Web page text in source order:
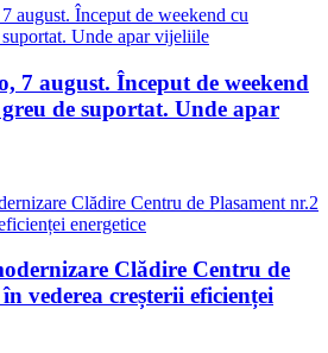
7 august. Început de weekend
de suportat. Unde apar
Clădire Centru de
vederea creșterii eficienței